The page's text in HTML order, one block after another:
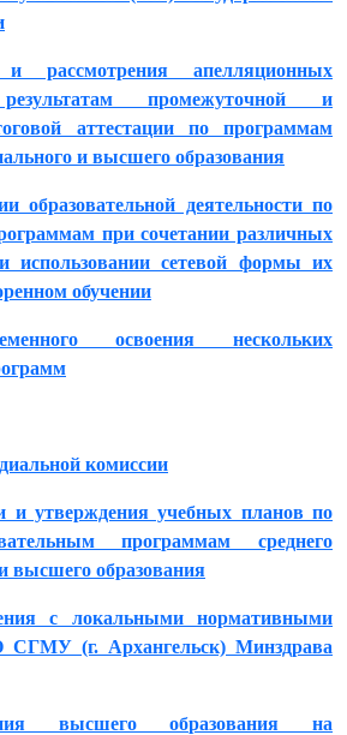
рассмотрения апелляционных
промежуточной и
аттестации по программам
и высшего образования
образовательной деятельности по
при сочетании различных
использовании сетевой формы их
обучении
освоения нескольких
комиссии
и утверждения учебных планов по
программам среднего
высшего образования
с локальными нормативными
(г. Архангельск) Минздрава
высшего образования на